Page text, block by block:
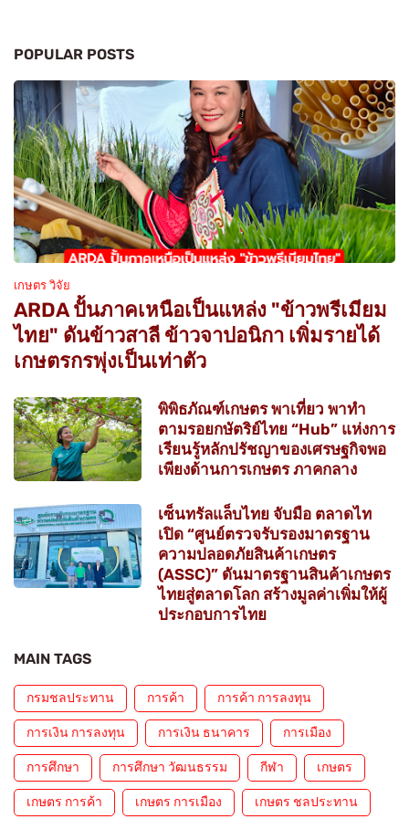
POPULAR POSTS
เกษตร วิจัย
ARDA ปั้นภาคเหนือเป็นแหล่ง "ข้าวพรีเมียม
ไทย" ดันข้าวสาลี ข้าวจาปอนิกา เพิ่มรายได้
เกษตรกรพุ่งเป็นเท่าตัว
พิพิธภัณฑ์เกษตร พาเที่ยว พาทำ
ตามรอยกษัตริย์ไทย “Hub” แห่งการ
เรียนรู้หลักปรัชญาของเศรษฐกิจพอ
เพียงด้านการเกษตร ภาคกลาง
เซ็นทรัลแล็บไทย จับมือ ตลาดไท
เปิด “ศูนย์ตรวจรับรองมาตรฐาน
ความปลอดภัยสินค้าเกษตร
(ASSC)” ดันมาตรฐานสินค้าเกษตร
ไทยสู่ตลาดโลก สร้างมูลค่าเพิ่มให้ผู้
ประกอบการไทย
MAIN TAGS
กรมชลประทาน การค้า การค้า การลงทุน
การเงิน การลงทุน การเงิน ธนาคาร การเมือง
การศึกษา การศึกษา วัฒนธรรม กีฬา เกษตร
เกษตร การค้า เกษตร การเมือง เกษตร ชลประทาน